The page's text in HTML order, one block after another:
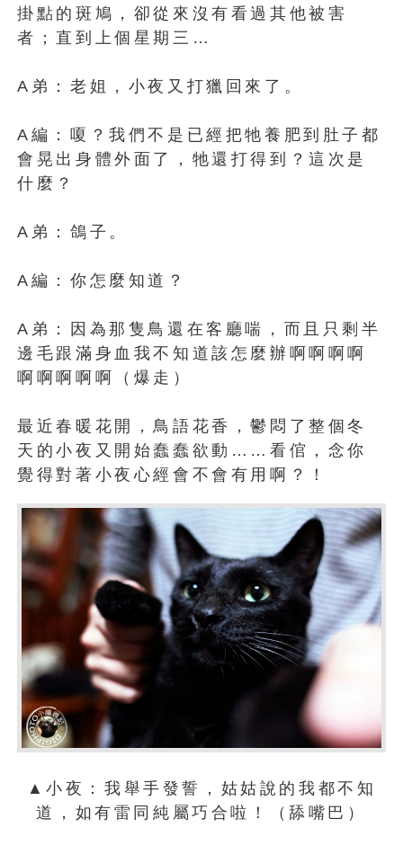
掛點的斑鳩，卻從來沒有看過其他被害
者；直到上個星期三…
A弟：老姐，小夜又打獵回來了。
A編：嗄？我們不是已經把牠養肥到肚子都
會晃出身體外面了，牠還打得到？這次是
什麼？
A弟：鴿子。
A編：你怎麼知道？
A弟：因為那隻鳥還在客廳喘，而且只剩半
邊毛跟滿身血我不知道該怎麼辦啊啊啊啊
啊啊啊啊啊（爆走）
最近春暖花開，鳥語花香，鬱悶了整個冬
天的小夜又開始蠢蠢欲動……看倌，念你
覺得對著小夜心經會不會有用啊？！
▲小夜：我舉手發誓，姑姑說的我都不知
道，如有雷同純屬巧合啦！（舔嘴巴）